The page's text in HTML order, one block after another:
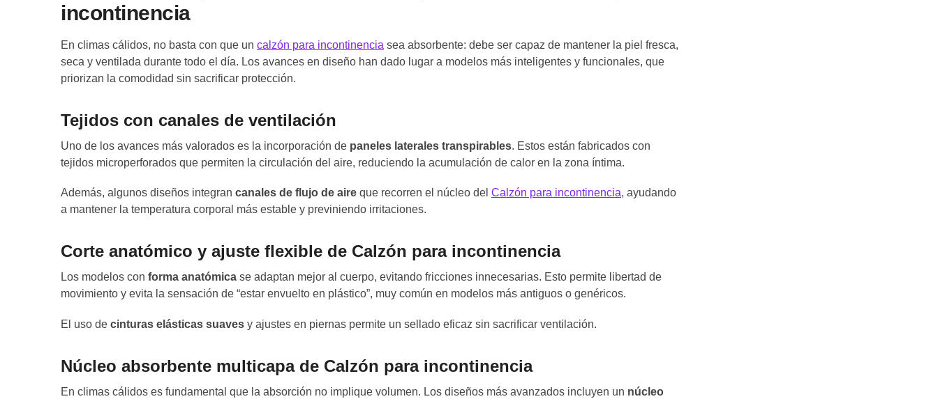
incontinencia
En climas cálidos, no basta con que un calzón para incontinencia sea absorbente: debe ser capaz de mantener la piel fresca,
seca y ventilada durante todo el día. Los avances en diseño han dado lugar a modelos más inteligentes y funcionales, que
priorizan la comodidad sin sacrificar protección.
Tejidos con canales de ventilación
Uno de los avances más valorados es la incorporación de paneles laterales transpirables. Estos están fabricados con
tejidos microperforados que permiten la circulación del aire, reduciendo la acumulación de calor en la zona íntima.
Además, algunos diseños integran canales de flujo de aire que recorren el núcleo del Calzón para incontinencia, ayudando
a mantener la temperatura corporal más estable y previniendo irritaciones.
Corte anatómico y ajuste flexible de Calzón para incontinencia
Los modelos con forma anatómica se adaptan mejor al cuerpo, evitando fricciones innecesarias. Esto permite libertad de
movimiento y evita la sensación de “estar envuelto en plástico”, muy común en modelos más antiguos o genéricos.
El uso de cinturas elásticas suaves y ajustes en piernas permite un sellado eficaz sin sacrificar ventilación.
Núcleo absorbente multicapa de Calzón para incontinencia
En climas cálidos es fundamental que la absorción no implique volumen. Los diseños más avanzados incluyen un núcleo